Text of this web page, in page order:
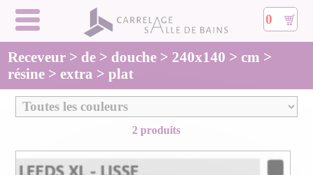
0
Receveur > de > douche > 240x140 > cm >
résine > extra > plat
2 produits